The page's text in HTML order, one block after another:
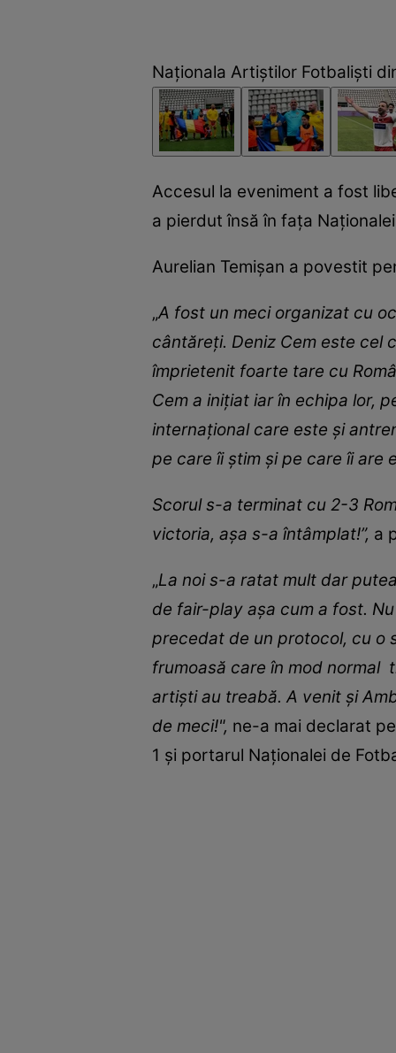
Naţionala Artiştilor Fotbalişti
Accesul la eveniment a fost
a pierdut însă în fața
Aurelian Temișan a povestit
„A fost un meci organizat cu
cântăreți. Deniz Cem este cel
împrietenit foarte tare cu
Cem a inițiat iar în echipa lor,
internațional care este și
pe care îi știm și pe care îi
Scorul s-a terminat cu 2-3
victoria, așa s-a întâmplat!”, a
„La noi s-a ratat mult dar
de fair-play așa cum a fost.
precedat de un protocol, cu o
frumoasă care în mod normal
artiști au treabă. A venit și
de meci!", ne-a mai declarat
1 și portarul Naționalei de